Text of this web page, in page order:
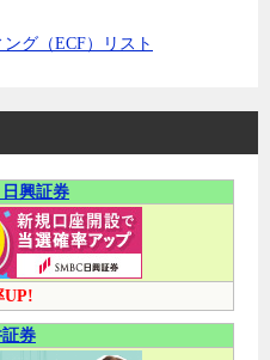
グ（ECF）リスト
日興証券
UP!
券